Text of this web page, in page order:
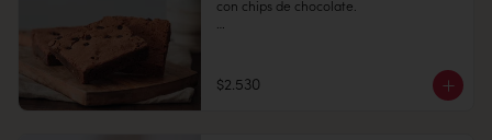
con chips de chocolate.
$2.530